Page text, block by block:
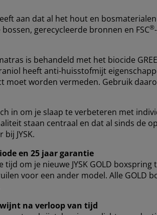
aan dat al het hout en
gerecycleerde bronnen en FSC®
is behandeld met het biocide
heeft anti-huisstofmijt
moet worden vermeden. Gebruik
in om je slaap te verbeteren met
staan centraal en dat al sinds de
JYSK.
en 25 jaar garantie
tijd om je nieuwe JYSK GOLD
voor een ander model. Alle GOLD
na verloop van tijd